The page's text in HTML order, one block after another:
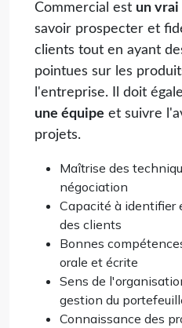
Commercial est un
savoir prospecter et
clients tout en ayant
pointues sur les
l'entreprise. Il doit
une équipe et suivre
projets.
Maîtrise des
négociation
Capacité à identifier
des clients
Bonnes
orale et écrite
Sens de
gestion du
Connaissance des